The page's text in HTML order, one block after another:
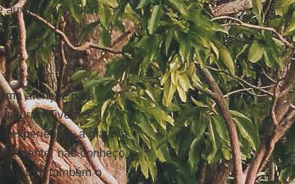
auxiliaria na luta
atenção para
“Tivemos
experiência, a maioria
não conheço
tem também o